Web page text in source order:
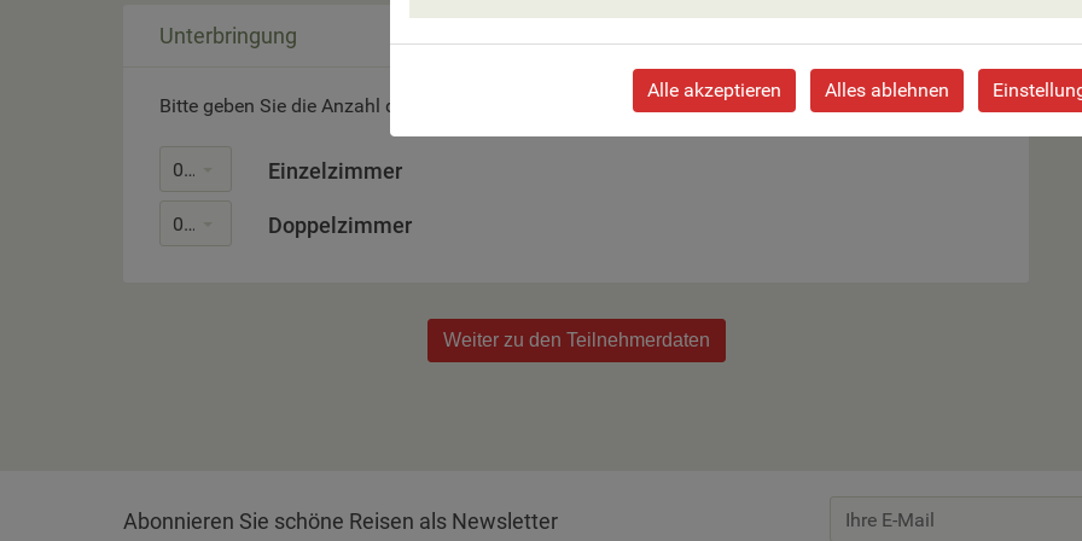
Unterbringung
Bitte geben Sie die Anzahl der gewünschten Zimmer an.
Einzelzimmer
0
Doppelzimmer
0
Weiter zu den Teilnehmerdaten
Abonnieren Sie schöne Reisen als Newsletter
Alle akzeptieren Alles ablehnen